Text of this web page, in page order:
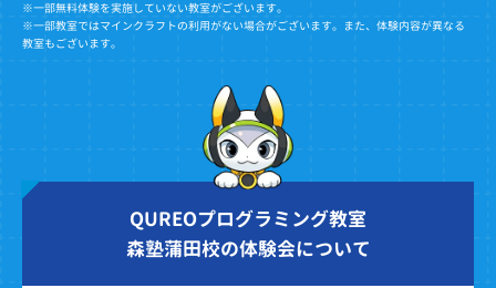
※一部無料体験を実施していない教室がございます。
※一部教室ではマインクラフトの利用がない場合がございます。また、体験内容が異なる
教室もございます。
QUREOプログラミング教室
森塾蒲田校の体験会について